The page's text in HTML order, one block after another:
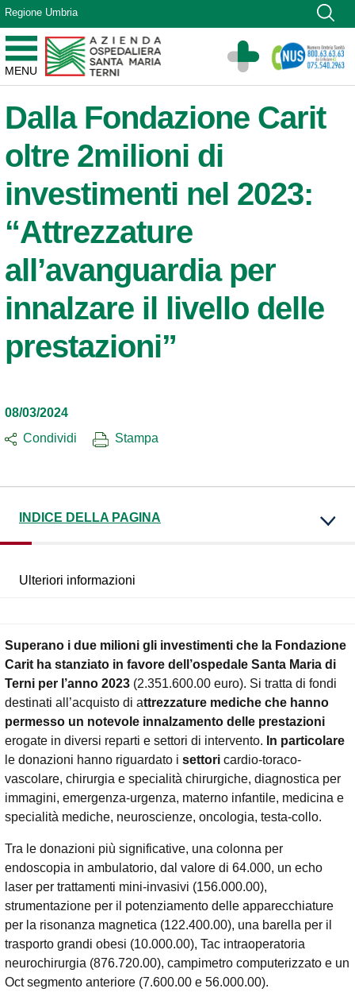
Vai ai contenuti
Vai al menu di navigazione
Vai al footer
Regione Umbria
MENU
Azienda Ospedaliera Santa Maria di Terni
Sito Istituzionale
Dalla Fondazione Carit
oltre 2milioni di
investimenti nel 2023:
“Attrezzature
all’avanguardia per
innalzare il livello delle
prestazioni”
08/03/2024
Condividi
Stampa
INDICE DELLA PAGINA
Ulteriori informazioni
Superano i due milioni gli investimenti che la Fondazione
Carit ha stanziato in favore dell’ospedale Santa Maria di
Terni per l’anno 2023 (2.351.600.00 euro). Si tratta di fondi
destinati all’acquisto di attrezzature mediche che hanno
permesso un notevole innalzamento delle prestazioni
erogate in diversi reparti e settori di intervento. In particolare
le donazioni hanno riguardato i settori cardio-toraco-
vascolare, chirurgia e specialità chirurgiche, diagnostica per
immagini, emergenza-urgenza, materno infantile, medicina e
specialità mediche, neuroscienze, oncologia, testa-collo.
Tra le donazioni più significative, una colonna per
endoscopia in ambulatorio, dal valore di 64.000, un echo
laser per trattamenti mini-invasivi (156.000.00),
strumentazione per il potenziamento delle apparecchiature
per la risonanza magnetica (122.400.00), una barella per il
trasporto grandi obesi (10.000.00), Tac intraoperatoria
neurochirurgia (876.720.00), campimetro computerizzato e un
Oct segmento anteriore (7.600.00 e 56.000.00).